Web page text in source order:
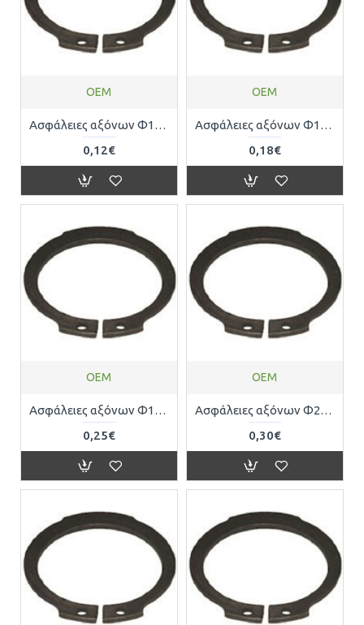
OEM
Ασφάλειες αξόνων Φ17 DIN471 0471217471
0,12€
OEM
Ασφάλειες αξόνων Φ18 DIN471 0471218471
0,18€
OEM
Ασφάλειες αξόνων Φ19 DIN471 0471219471
0,25€
OEM
Ασφάλειες αξόνων Φ20 DIN471 0471220471
0,30€